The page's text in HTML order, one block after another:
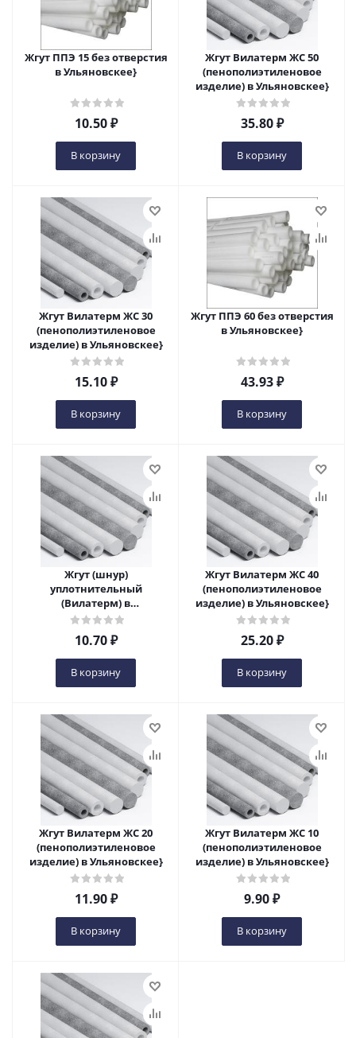
Жгут ППЭ 15 без отверстия
в Ульяновскеe}
10.50₽
В корзину
Жгут Вилатерм ЖС 50
(пенополиэтиленовое
изделие) в Ульяновскеe}
35.80₽
В корзину
Жгут Вилатерм ЖС 30
(пенополиэтиленовое
изделие) в Ульяновскеe}
15.10₽
В корзину
Жгут ППЭ 60 без отверстия
в Ульяновскеe}
43.93₽
В корзину
Жгут (шнур)
уплотнительный
(Вилатерм) в
Ульяновскеe}
10.70₽
В корзину
Жгут Вилатерм ЖС 40
(пенополиэтиленовое
изделие) в Ульяновскеe}
25.20₽
В корзину
Жгут Вилатерм ЖС 20
(пенополиэтиленовое
изделие) в Ульяновскеe}
11.90₽
В корзину
Жгут Вилатерм ЖС 10
(пенополиэтиленовое
изделие) в Ульяновскеe}
9.90₽
В корзину